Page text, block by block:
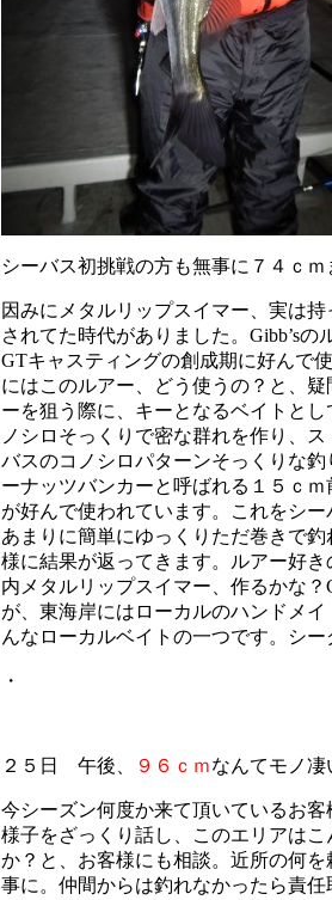
シーバス初挑戦の方も無事に７４ｃ
因みにメタルリップスイマー、実は
されてた時代がありました。Gibb’s
GTキャスティングの創成期に好んで
にはこのルアー、どう使うの？と、
ーを狙う際に、キーとなるベイトと
ノシロそっくりで密な群れを作り、
バスのコノシロパターンそっくりな
ーナッツバンカーと呼ばれる１５ｃ
が好んで使われています。これをシ
あまりに簡単にゆっくりただ巻きで
様に結果が返ってきます。ルアー好
内メタルリップスイマー、作るかな
が、東海岸にはローカルのハンドメ
んなローカルベイトの一つです。シ
・
２５日 午後、 ９６ｃｍなんてモノ
今シーズン何度か来て頂いているお
様子をざっくり話し、このエリアは
か？と、お客様にも相談。近所の何
事に。仲間からは釣れなかったら責